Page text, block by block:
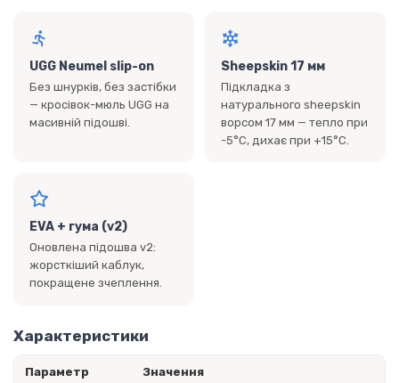
UGG Neumel slip-on
Без шнурків, без застібки
— кросівок-мюль UGG на
масивній підошві.
Sheepskin 17 мм
Підкладка з
натурального sheepskin
ворсом 17 мм — тепло при
-5°C, дихає при +15°C.
EVA + гума (v2)
Оновлена підошва v2:
жорсткіший каблук,
покращене зчеплення.
Характеристики
Параметр Значення